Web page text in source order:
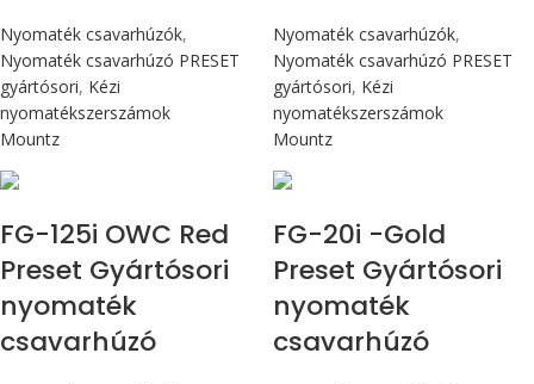
Nyomaték csavarhúzók,
Nyomaték csavarhúzó PRESET
gyártósori, Kézi
nyomatékszerszámok
Mountz
Nyomaték csavarhúzók,
Nyomaték csavarhúzó PRESET
gyártósori, Kézi
nyomatékszerszámok
Mountz
FG-125i OWC Red
Preset Gyártósori
nyomaték
csavarhúzó
FG-20i -Gold
Preset Gyártósori
nyomaték
csavarhúzó